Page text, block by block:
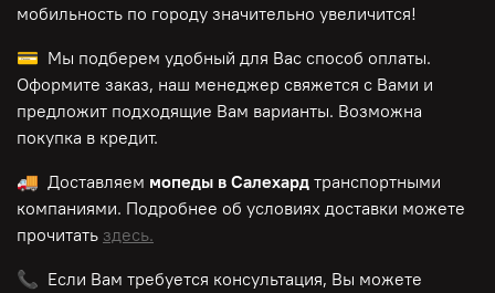
мобильность по городу значительно увеличится!
💳 Мы подберем удобный для Вас способ оплаты.
Оформите заказ, наш менеджер свяжется с Вами и
предложит подходящие Вам варианты. Возможна
покупка в кредит.
🚚 Доставляем мопеды в Салехард транспортными
компаниями. Подробнее об условиях доставки можете
прочитать здесь.
📞 Если Вам требуется консультация, Вы можете